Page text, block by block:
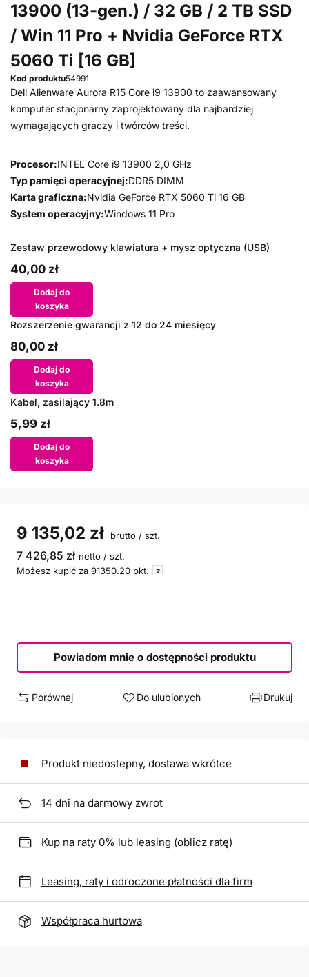
13900 (13-gen.) / 32 GB / 2 TB SSD
/ Win 11 Pro + Nvidia GeForce RTX
5060 Ti [16 GB]
Kod produktu54991
Dell Alienware Aurora R15 Core i9 13900 to zaawansowany
komputer stacjonarny zaprojektowany dla najbardziej
wymagających graczy i twórców treści.
Procesor:INTEL Core i9 13900 2,0 GHz
Typ pamięci operacyjnej:DDR5 DIMM
Karta graficzna:Nvidia GeForce RTX 5060 Ti 16 GB
System operacyjny:Windows 11 Pro
Zestaw przewodowy klawiatura + mysz optyczna (USB)
40,00 zł
Dodaj do
koszyka
Rozszerzenie gwarancji z 12 do 24 miesięcy
80,00 zł
Dodaj do
koszyka
Kabel, zasilający 1.8m
5,99 zł
Dodaj do
koszyka
9 135,02 zł brutto / szt.
7 426,85 zł netto / szt.
Możesz kupić za 91350.20 pkt.
Powiadom mnie o dostępności produktu
Porównaj Do ulubionych Drukuj
Produkt niedostepny, dostawa wkrótce
14 dni na darmowy zwrot
Kup na raty 0% lub leasing (oblicz ratę)
Leasing, raty i odroczone płatności dla firm
Współpraca hurtowa